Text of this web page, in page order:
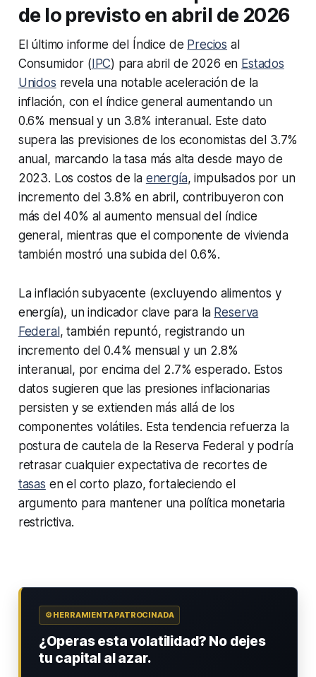
de lo previsto en abril de 2026
El último informe del Índice de Precios al
Consumidor ( IPC) para abril de 2026 en Estados
Unidos revela una notable aceleración de la
inflación, con el índice general aumentando un
0.6% mensual y un 3.8% interanual. Este dato
supera las previsiones de los economistas del 3.7%
anual, marcando la tasa más alta desde mayo de
2023. Los costos de la energía, impulsados por un
incremento del 3.8% en abril, contribuyeron con
más del 40% al aumento mensual del índice
general, mientras que el componente de vivienda
también mostró una subida del 0.6%.
La inflación subyacente (excluyendo alimentos y
energía), un indicador clave para la Reserva
Federal , también repuntó, registrando un
incremento del 0.4% mensual y un 2.8%
interanual, por encima del 2.7% esperado. Estos
datos sugieren que las presiones inflacionarias
persisten y se extienden más allá de los
componentes volátiles. Esta tendencia refuerza la
postura de cautela de la Reserva Federal y podría
retrasar cualquier expectativa de recortes de
tasas en el corto plazo, fortaleciendo el
argumento para mantener una política monetaria
restrictiva.
⚙️ HERRAMIENTA PATROCINADA
¿Operas esta volatilidad? No dejes
tu capital al azar.